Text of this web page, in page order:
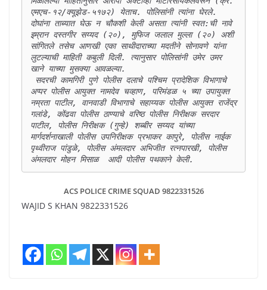
एमएच-१२/क्यूझेड-५१७२) येताच. पोलिसांनी त्यांना घेरले.
दोघांना ताब्यात घेऊ न चौकशी केली असता त्यांनी स्वत:ची नावे
इम्रान दस्तगीर सय्यद (२०), मुफिज जलाल मुल्ला (२०) अशी
सांगितले तसेच आणखी एका साथीदाराच्या मदतीने सोनावणे यांना
लुटल्याची माहिती कबुली दिली. त्यानुसार पोलिसांनी उमेर उमर
खाने याच्या मुसक्या आवळल्या.
अप्पर पोलीस आयुक्त नामदेव चव्हाण, परिमंडळ ५ च्या उपायुक्त
नम्रता पाटील, वानवाडी विभागाचे सहाय्यक पोलीस आयुक्त राजेंद्र
गलांडे, कोंढवा पोलीस ठाण्याचे वरिष्ठ पोलीस निरीक्षक सरदार
पाटील, पोलीस निरीक्षक (गुन्हे) शब्बीर सय्यद यांच्या
मार्गदर्शनाखाली पोलीस उपनिरीक्षक प्रभाकर कापुरे, पोलीस नाईक
पृथ्वीराज पांडुळे, पोलीस अंमलदार अभिजीत रत्नपारखी, पोलीस
अंमलदार मोहन मिसाळ  आदी पोलीस पथकाने केली.
ACS POLICE CRIME SQUAD 9822331526
WAJID S KHAN 9822331526